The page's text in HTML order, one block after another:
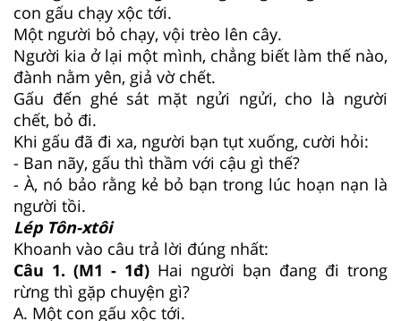
con gấu chạy xộc tới.
Một người bỏ chạy, vội trèo lên cây.
Người kia ở lại một mình, chẳng biết làm thế nào,
đành nằm yên, giả vờ chết.
Gấu đến ghé sát mặt ngửi ngửi, cho là người
chết, bỏ đi.
Khi gấu đã đi xa, người bạn tụt xuống, cười hỏi:
- Ban nãy, gấu thì thầm với cậu gì thế?
- À, nó bảo rằng kẻ bỏ bạn trong lúc hoạn nạn là
người tồi.
Lép Tôn-xtôi
Khoanh vào câu trả lời đúng nhất:
Câu 1. (M1 - 1đ) Hai người bạn đang đi trong
rừng thì gặp chuyện gì?
A. Một con gấu xộc tới.